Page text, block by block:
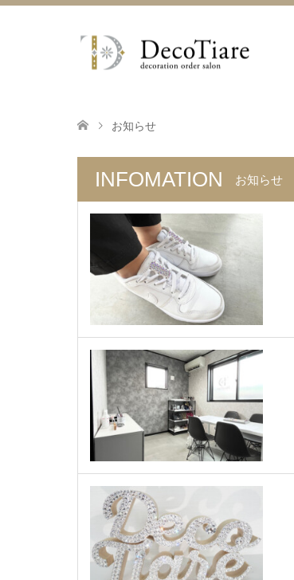
お知らせ
INFOMATION お知らせ